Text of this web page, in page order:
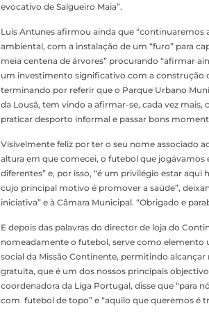
evocativo de Salgueiro Maia”.
Luís Antunes afirmou ainda que “continuaremos
ambiental, com a instalação de um “furo” para
meia centena de árvores” procurando “afirmar
um investimento significativo com a construção
terminando por referir que o Parque Urbano
da Lousã, tem vindo a afirmar-se, cada vez mais,
praticar desporto informal e passar bons
Visivelmente feliz por ter o seu nome associado
altura em que comecei, o futebol que jogávamos
diferentes” e, por isso, “é um privilégio estar
cujo principal motivo é promover a saúde”,
iniciativa” e à Câmara Municipal. “Obrigado e
E depois das palavras do director de loja do
nomeadamente o futebol, serve como elemento
social da Missão Continente, permitindo
gratuita, que é um dos nossos principais
coordenadora da Liga Portugal, disse que “para
com futebol de topo” e “aquilo que queremos é